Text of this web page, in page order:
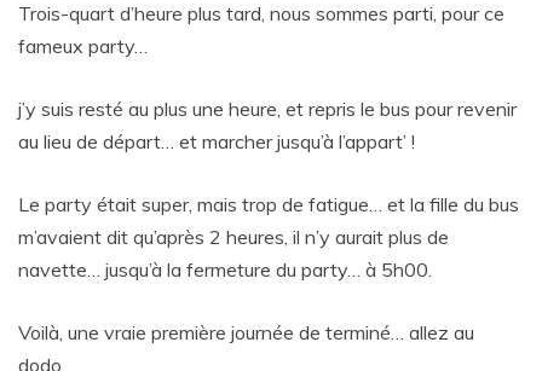
Trois-quart d’heure plus tard, nous sommes parti, pour ce
fameux party…
j’y suis resté au plus une heure, et repris le bus pour revenir
au lieu de départ… et marcher jusqu’à l’appart’ !
Le party était super, mais trop de fatigue… et la fille du bus
m’avaient dit qu’après 2 heures, il n’y aurait plus de
navette… jusqu’à la fermeture du party… à 5h00.
Voilà, une vraie première journée de terminé… allez au
dodo.